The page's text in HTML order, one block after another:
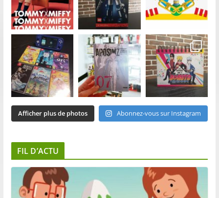
Afficher plus de photos Abonnez-vous sur Instagram
FIL D’ACTU